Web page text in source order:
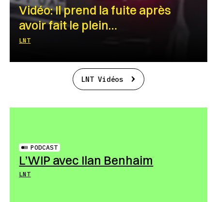
Vidéo: Il prend la fuite après
avoir fait le plein…
LNT
LNT Vidéos
PODCAST
L’WIP avec Ilan Benhaim
LNT